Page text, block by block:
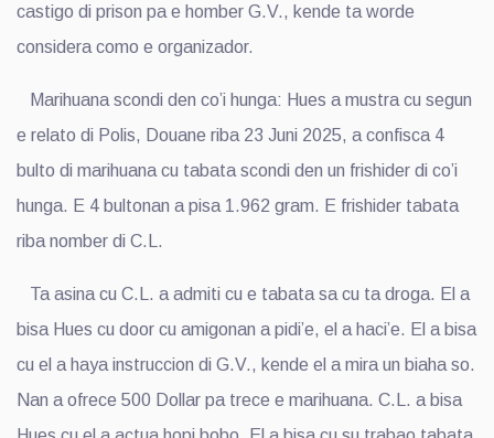
castigo di prison pa e homber G.V., kende ta worde
considera como e organizador.
Marihuana scondi den co’i hunga: Hues a mustra cu segun
e relato di Polis, Douane riba 23 Juni 2025, a confisca 4
bulto di marihuana cu tabata scondi den un frishider di co’i
hunga. E 4 bultonan a pisa 1.962 gram. E frishider tabata
riba nomber di C.L.
Ta asina cu C.L. a admiti cu e tabata sa cu ta droga. El a
bisa Hues cu door cu amigonan a pidi’e, el a haci’e. El a bisa
cu el a haya instruccion di G.V., kende el a mira un biaha so.
Nan a ofrece 500 Dollar pa trece e marihuana. C.L. a bisa